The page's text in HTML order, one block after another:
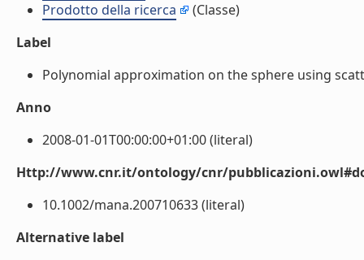
Prodotto della ricerca
(Classe)
Label
Polynomial approximation on the sphere using
Anno
2008-01-01T00:00:00+01:00 (literal)
Http://www.cnr.it/ontology/cnr/
10.1002/mana.200710633 (literal)
Alternative label